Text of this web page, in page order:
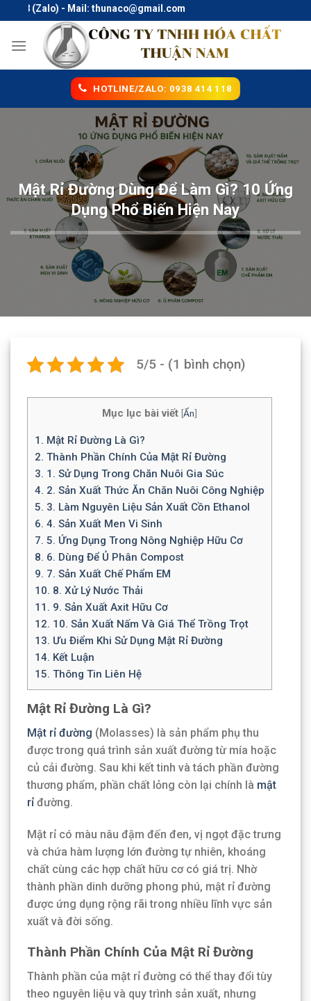
to
content
- Mail: thunaco@gmail.com
HOTLINE/ZALO: 0938 414 118
Mật Rỉ Đường Dùng Để Làm Gì? 10 Ứng
Dụng Phổ Biến Hiện Nay
5/5 - (1 bình chọn)
Mục lục bài viết [Ẩn]
1. Mật Rỉ Đường Là Gì?
2. Thành Phần Chính Của Mật Rỉ Đường
3. 1. Sử Dụng Trong Chăn Nuôi Gia Súc
4. 2. Sản Xuất Thức Ăn Chăn Nuôi Công Nghiệp
5. 3. Làm Nguyên Liệu Sản Xuất Cồn Ethanol
6. 4. Sản Xuất Men Vi Sinh
7. 5. Ứng Dụng Trong Nông Nghiệp Hữu Cơ
8. 6. Dùng Để Ủ Phân Compost
9. 7. Sản Xuất Chế Phẩm EM
10. 8. Xử Lý Nước Thải
11. 9. Sản Xuất Axit Hữu Cơ
12. 10. Sản Xuất Nấm Và Giá Thể Trồng Trọt
13. Ưu Điểm Khi Sử Dụng Mật Rỉ Đường
14. Kết Luận
15. Thông Tin Liên Hệ
Mật Rỉ Đường Là Gì?
Mật rỉ đường (Molasses) là sản phẩm phụ thu
được trong quá trình sản xuất đường từ mía hoặc
củ cải đường. Sau khi kết tinh và tách phần đường
thương phẩm, phần chất lỏng còn lại chính là mật
rỉ đường.
Mật rỉ có màu nâu đậm đến đen, vị ngọt đặc trưng
và chứa hàm lượng lớn đường tự nhiên, khoáng
chất cùng các hợp chất hữu cơ có giá trị. Nhờ
thành phần dinh dưỡng phong phú, mật rỉ đường
được ứng dụng rộng rãi trong nhiều lĩnh vực sản
xuất và đời sống.
Thành Phần Chính Của Mật Rỉ Đường
Thành phần của mật rỉ đường có thể thay đổi tùy
theo nguyên liệu và quy trình sản xuất, nhưng